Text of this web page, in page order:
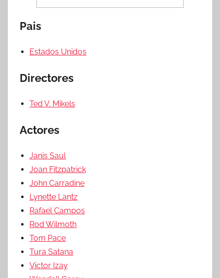
Pais
Estados Unidos
Directores
Ted V. Mikels
Actores
Janis Saul
Joan Fitzpatrick
John Carradine
Lynette Lantz
Rafael Campos
Rod Wilmoth
Tom Pace
Tura Satana
Victor Izay